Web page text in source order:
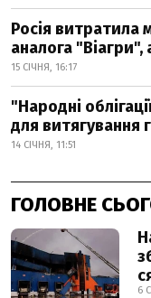
Росія витратила
аналога
15 СІЧНЯ, 16:17
"Народні
для витягування
14 СІЧНЯ, 11:51
ГОЛОВНЕ
6